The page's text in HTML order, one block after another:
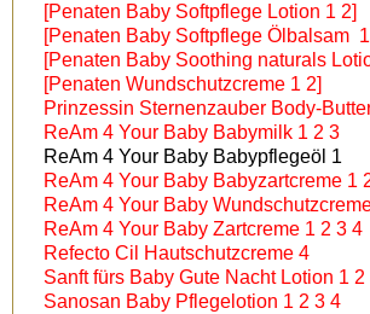
[Penaten Baby Softpflege Lotion 1 2]
[Penaten Baby Softpflege Ölbalsam
[Penaten Baby Soothing naturals
[Penaten Wundschutzcreme 1 2]
Prinzessin Sternenzauber Body-
ReAm 4 Your Baby Babymilk 1 2 3
ReAm 4 Your Baby Babypflegeöl 1
ReAm 4 Your Baby Babyzartcreme 1
ReAm 4 Your Baby
ReAm 4 Your Baby Zartcreme 1 2 3 4
Refecto Cil Hautschutzcreme 4
Sanft fürs Baby Gute Nacht Lotion 1 2
Sanosan Baby Pflegelotion 1 2 3 4